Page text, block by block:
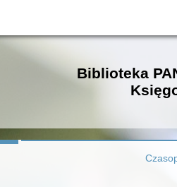
Biblioteka